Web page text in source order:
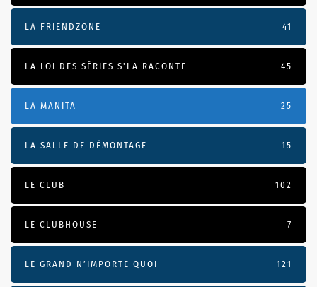
LA FRIENDZONE 41
LA LOI DES SÉRIES S'LA RACONTE 45
LA MANITA 25
LA SALLE DE DÉMONTAGE 15
LE CLUB 102
LE CLUBHOUSE 7
LE GRAND N’IMPORTE QUOI 121